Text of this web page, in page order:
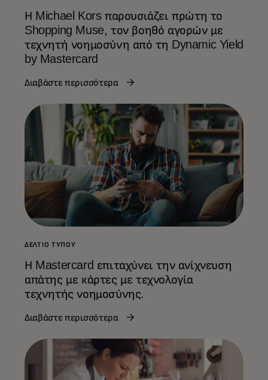
Η Michael Kors παρουσιάζει πρώτη το
Shopping Muse, τον βοηθό αγορών με
τεχνητή νοημοσύνη από τη Dynamic Yield
by Mastercard
Διαβάστε περισσότερα
ΔΕΛΤΊΟ ΤΎΠΟΥ
Η Mastercard επιταχύνει την ανίχνευση
απάτης με κάρτες με τεχνολογία
τεχνητής νοημοσύνης.
Διαβάστε περισσότερα